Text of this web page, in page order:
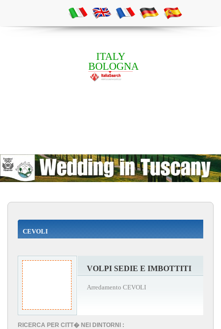
ITALY
BOLOGNA
CEVOLI
VOLPI SEDIE E IMBOTTITI
Arredamento CEVOLI
RICERCA PER CITT� NEI DINTORNI :